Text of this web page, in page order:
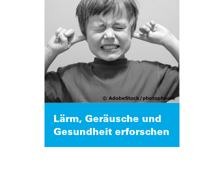
Lärm, Geräusche und
Gesundheit erforschen